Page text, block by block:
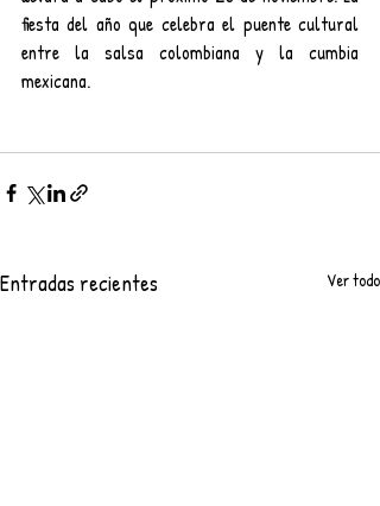
fiesta del año que celebra el puente cultural
entre la salsa colombiana y la cumbia
mexicana.
Entradas recientes Ver todo